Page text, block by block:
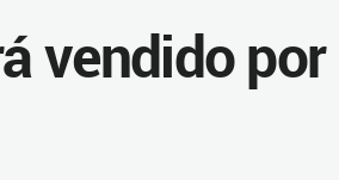
vendido por